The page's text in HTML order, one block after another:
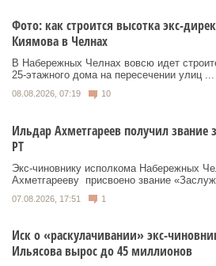
Фото: как строится высотка экс-
Киямова в Челнах
В Набережных Челнах вовсю идет
25‑этажного дома на пересечении улиц ...
08.08.2026, 07:19 10
Ильдар Ахметгареев получил звание
РТ
Экс‑чиновнику исполкома Набережных
Ахметгарееву присвоено звание
07.08.2026, 17:51 1
Иск о «раскулачивании» экс-
Ильясова вырос до 45 миллионов